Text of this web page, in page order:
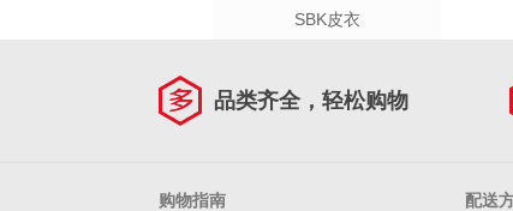
SBK皮衣
品类齐全，轻松购物
购物指南 配送